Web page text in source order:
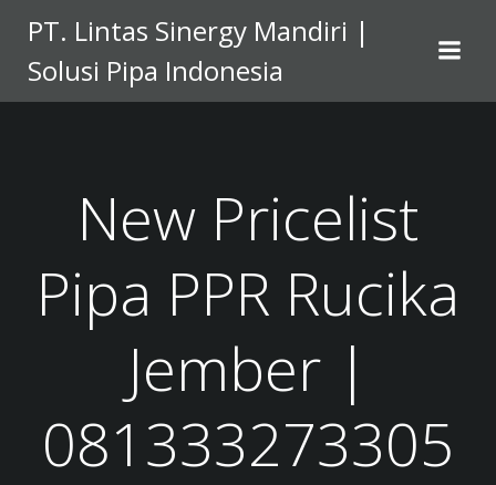
to
content
PT. Lintas Sinergy Mandiri |
Solusi Pipa Indonesia
New Pricelist
Pipa PPR Rucika
Jember |
081333273305